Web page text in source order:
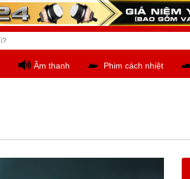
Âm thanh Phim cách nhiệt